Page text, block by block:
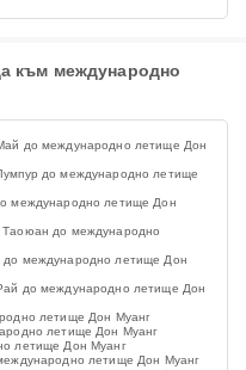
към международно
до международно летище Дон
до международно летище
международно летище Дон
до международно
международно летище Дон
до международно летище Дон
летище Дон Муанг
летище Дон Муанг
летище Дон Муанг
летище Дон Муанг